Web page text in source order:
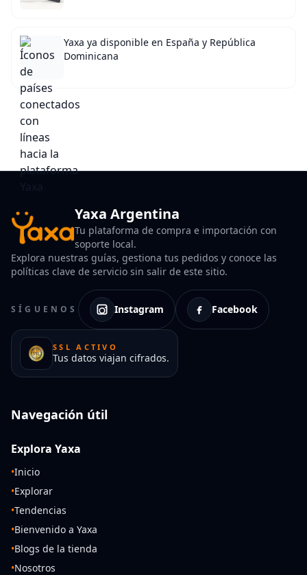
Yaxa ya disponible en España y República
Dominicana
Yaxa Argentina
Tu plataforma de compra e importación con
soporte local.
Explora nuestras guías, gestiona tus pedidos y conoce las
políticas clave de servicio sin salir de este sitio.
SÍGUENOS Instagram Facebook
SSL ACTIVO
Tus datos viajan cifrados.
Navegación útil
Explora Yaxa
•Inicio
•Explorar
•Tendencias
•Bienvenido a Yaxa
•Blogs de la tienda
•Nosotros